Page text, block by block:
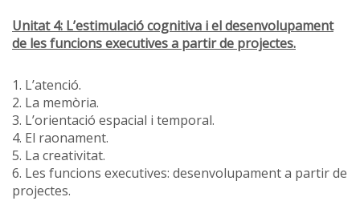
Unitat 4: L’estimulació cognitiva i el desenvolupament
de les funcions executives a partir de projectes.
1. L’atenció.
2. La memòria.
3. L’orientació espacial i temporal.
4. El raonament.
5. La creativitat.
6. Les funcions executives: desenvolupament a partir de
projectes.